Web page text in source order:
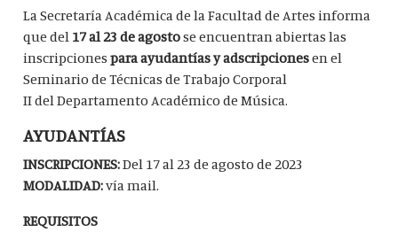
La Secretaría Académica de la Facultad de Artes informa
que del 17 al 23 de agostose encuentran abiertas las
inscripcionespara ayudantías y adscripcionesen el
Seminario de Técnicas de Trabajo Corporal
II del Departamento Académico de Música.
AYUDANTÍAS
INSCRIPCIONES:Del 17 al 23 de agosto de 2023
MODALIDAD:vía mail.
REQUISITOS